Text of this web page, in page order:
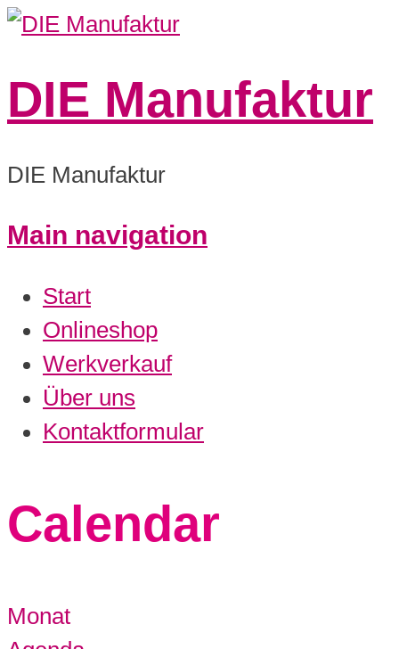
DIE Manufaktur
DIE Manufaktur
Main navigation
Start
Onlineshop
Werkverkauf
Über uns
Kontaktformular
Calendar
Monat